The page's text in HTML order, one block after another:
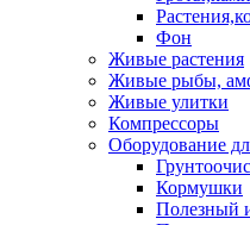
Фон
Живые растения
Живые рыбы,
Живые улитки
Компрессоры
Оборудование
Кормушки
Полезный